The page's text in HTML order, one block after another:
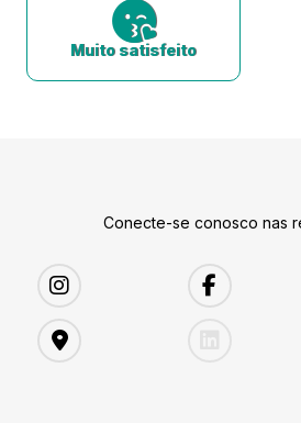
Muito satisfeito
Conecte-se conosco nas